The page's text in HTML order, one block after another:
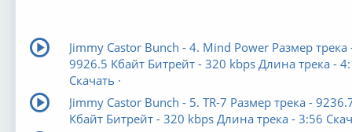
Jimmy Castor Bunch - 4. Mind Power Размер трека
9926.5 Кбайт Битрейт - 320 kbps Длина трека -
Скачать ·
Jimmy Castor Bunch - 5. TR-7 Размер трека -
Кбайт Битрейт - 320 kbps Длина трека - 3:56